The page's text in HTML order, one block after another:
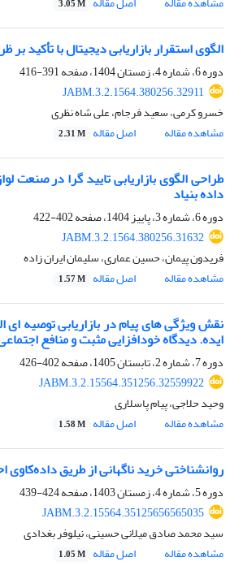
3.05 M
الگوی استقرار بازاریابی دیجیتال با
دوره 6، شماره 4، زمستان 1404، صفحه
391-416
JABM.3.2.1564.380256.32911
خسرو کرمی، سعید فرجام، علی شاه نظری
مشاهده مقاله
اصل مقاله 2.31 M
طراحی الگوی بازاریابی تایید گرا در صنعت
داده بنیاد
دوره 6، شماره 3، پاییز 1404، صفحه
402-422
JABM.3.2.1564.380256.31632
فریدون پیمان، حسین عماری، سلیمان ایران زاده
مشاهده مقاله
اصل مقاله 1.57 M
نقش ویژگی های پیام در بازاریابی توصیه ای
ایده. دیدگاه خودافزایی مثبت و منافع
دوره 7، شماره 2، تابستان 1405، صفحه
402-426
JABM.3.2.15564.351256.32559922
وحید حلاجی، پیام پاسلاری
مشاهده مقاله
اصل مقاله 1.58 M
روانشناختی خرید ناگهانی از طریق
دوره 5، شماره 4، زمستان 1403، صفحه
424-439
JABM.3.2.15564.35125656565035
سید محمد صادق میلانی حسینی، نیلوفر بغدادی
مشاهده مقاله
اصل مقاله 1.05 M